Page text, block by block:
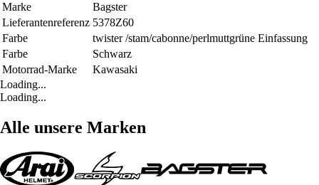
Marke
Bagster
Lieferantenreferenz 5378Z60
Farbe
twister /stam/cabonne/perlmuttgrüne Einfassung
Farbe
Schwarz
Motorrad-Marke
Kawasaki
Loading...
Loading...
Alle unsere Marken